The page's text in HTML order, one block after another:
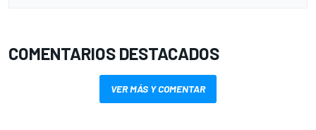
COMENTARIOS DESTACADOS
VER MÁS Y COMENTAR